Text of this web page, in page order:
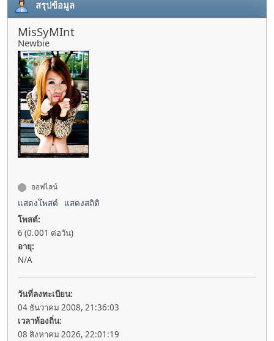
สรุปข้อมูล
MisSyMInt
Newbie
ออฟไลน์
แสดงโพสต์
แสดงสถิติ
โพสต์:
6 (0.001 ต่อวัน)
อายุ:
N/A
วันที่ลงทะเบียน:
04 ธันวาคม 2008, 21:36:03
เวลาท้องถิ่น:
08 สิงหาคม 2026, 22:01:19